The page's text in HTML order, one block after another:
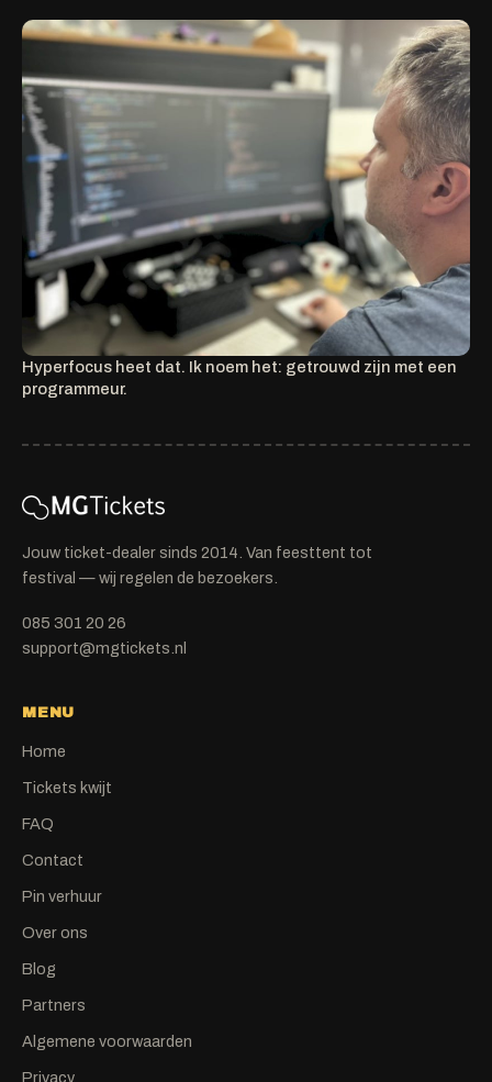
Hyperfocus heet dat. Ik noem het: getrouwd zijn met een
programmeur.
Jouw ticket-dealer sinds 2014. Van feesttent tot
festival — wij regelen de bezoekers.
085 301 20 26
support@mgtickets.nl
MENU
Home
Tickets kwijt
FAQ
Contact
Pin verhuur
Over ons
Blog
Partners
Algemene voorwaarden
Privacy